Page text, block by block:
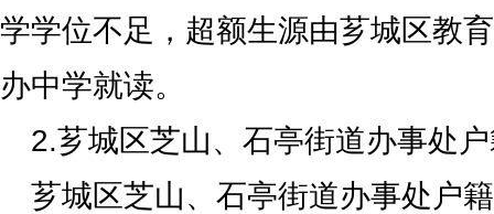
学学位不足，超额生源由芗城区教
办中学就读。
2.芗城区芝山、石亭街道办事处
芗城区芝山、石亭街道办事处户